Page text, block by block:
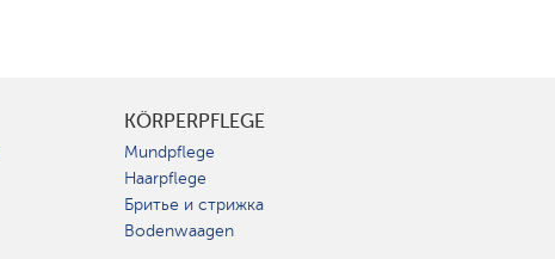
KÖRPERPFLEGE
Mundpflege
Haarpflege
Бритье и стрижка
Bodenwaagen